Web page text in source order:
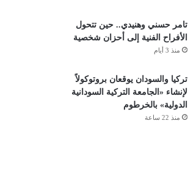
تامر حسني وهنيدي.. حين تتحول
الأفراح الفنية إلى أحزان شخصية
منذ 3 أيام
تركيا والسودان يوقعان بروتوكولاً
لإنشاء «الجامعة التركية السودانية
الدولية» بالخرطوم
منذ 22 ساعة